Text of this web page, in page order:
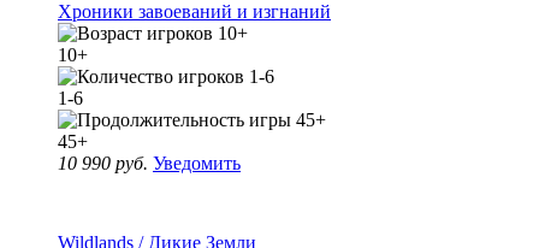
Хроники завоеваний и изгнаний
10+
1-6
45+
10 990 руб. Уведомить
Wildlands / Дикие Земли